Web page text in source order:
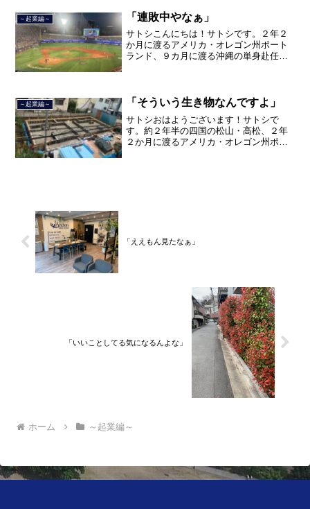
品川区南大井で不動産を主...
～起業編～ 「連敗中やなぁ」
サトシこんにちは！サトシです。２年２
か月に渡るアメリカ・オレゴン州ポート
ランド、９カ月に渡る沖縄の単身赴任の
品川区南大井で不動産を主...
～起業編～ 「そういう生き物なんですよ」
サトシおはようございます！サトシで
す。約２年半の四国の松山・高松、２年
２か月に渡るアメリカ・オレゴン州ポー
「ええもん見たなぁ」
「いいことしてる気になるんよな」
ホーム ～起業編～